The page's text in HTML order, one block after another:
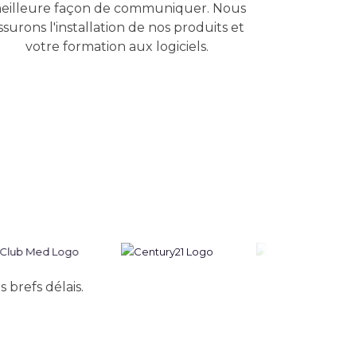
façon de communiquer. Nous
l'installation de nos produits et
votre formation aux logiciels.
brefs délais.